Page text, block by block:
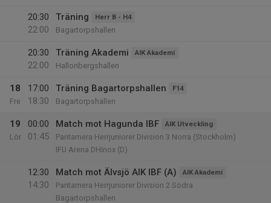
20:30
22:00
Träning Herr B - H4
Bagartorpshallen
20:30
22:00
Träning Akademi AIK Akademi
Hallonbergshallen
18
Fre
17:00
18:30
Träning Bagartorpshallen F14
Bagartorpshallen
19
Lör
00:00
01:45
Match mot Hagunda IBF AIK Utveckling
Pantamera Herrjuniorer Division 3 Norra (Stockholm)
IFU Arena DHinox (D)
12:30
14:30
Match mot Älvsjö AIK IBF (A) AIK Akademi
Pantamera Herrjuniorer Division 2 Södra
Bagartorpshallen